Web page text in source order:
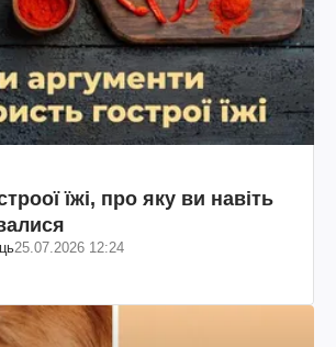
їжі, про яку ви навіть
25.07.2026 12:24